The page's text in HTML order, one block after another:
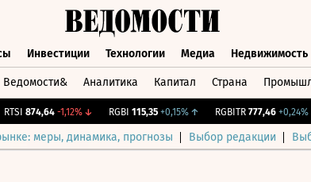
Инвестиции Технологии Медиа Недвижимость
Ведомости& Аналитика Капитал Страна
RTSI 874,64 -1,12%↓ RGBI 115,35 +0,15%↑ RGBITR 777,46 +0,24%
меры, динамика, прогнозы Выбор редакции